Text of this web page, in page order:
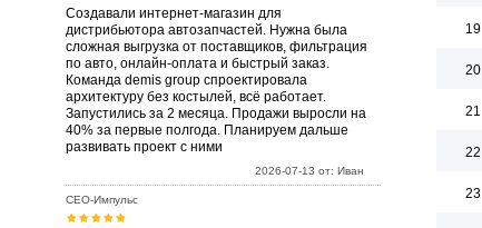
Создавали интернет-магазин для
дистрибьютора автозапчастей. Нужна была
сложная выгрузка от поставщиков, фильтрация
по авто, онлайн-оплата и быстрый заказ.
Команда demis group спроектировала
архитектуру без костылей, всё работает.
Запустились за 2 месяца. Продажи выросли на
40% за первые полгода. Планируем дальше
развивать проект с ними
2026-07-13 от: Иван
СЕО-Импульс
19
20
21
22
23